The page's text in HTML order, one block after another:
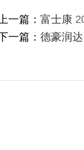
一篇： 富士康
一篇： 德豪润达